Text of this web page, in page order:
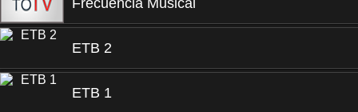
Frecuencia Musical
ETB 2
ETB 1